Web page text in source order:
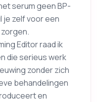
serum geen BP-
je zelf voor een
Editor raad ik
die serieus werk
zonder zich
behandelingen
en